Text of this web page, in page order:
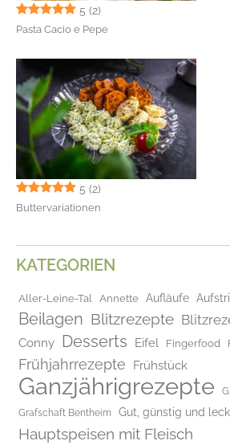
5 (2)
Pasta Cacio e Pepe
5 (2)
Buttervariationen
KATEGORIEN
Aller-Leine-Tal Annette Aufläufe
Beilagen Blitzrezepte
Conny Desserts Eifel Fingerfood
Frühjahrrezepte Frühstück
Ganzjährigrezepte
Grafschaft Bentheim
Gut, günstig und
Hauptspeisen mit Fleisch